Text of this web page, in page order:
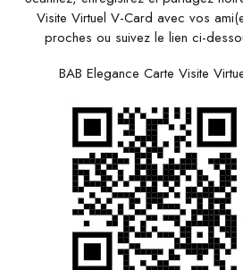
Visite Virtuel V-Card avec vos
proches ou suivez le lien ci-
BAB Elegance Carte Visite